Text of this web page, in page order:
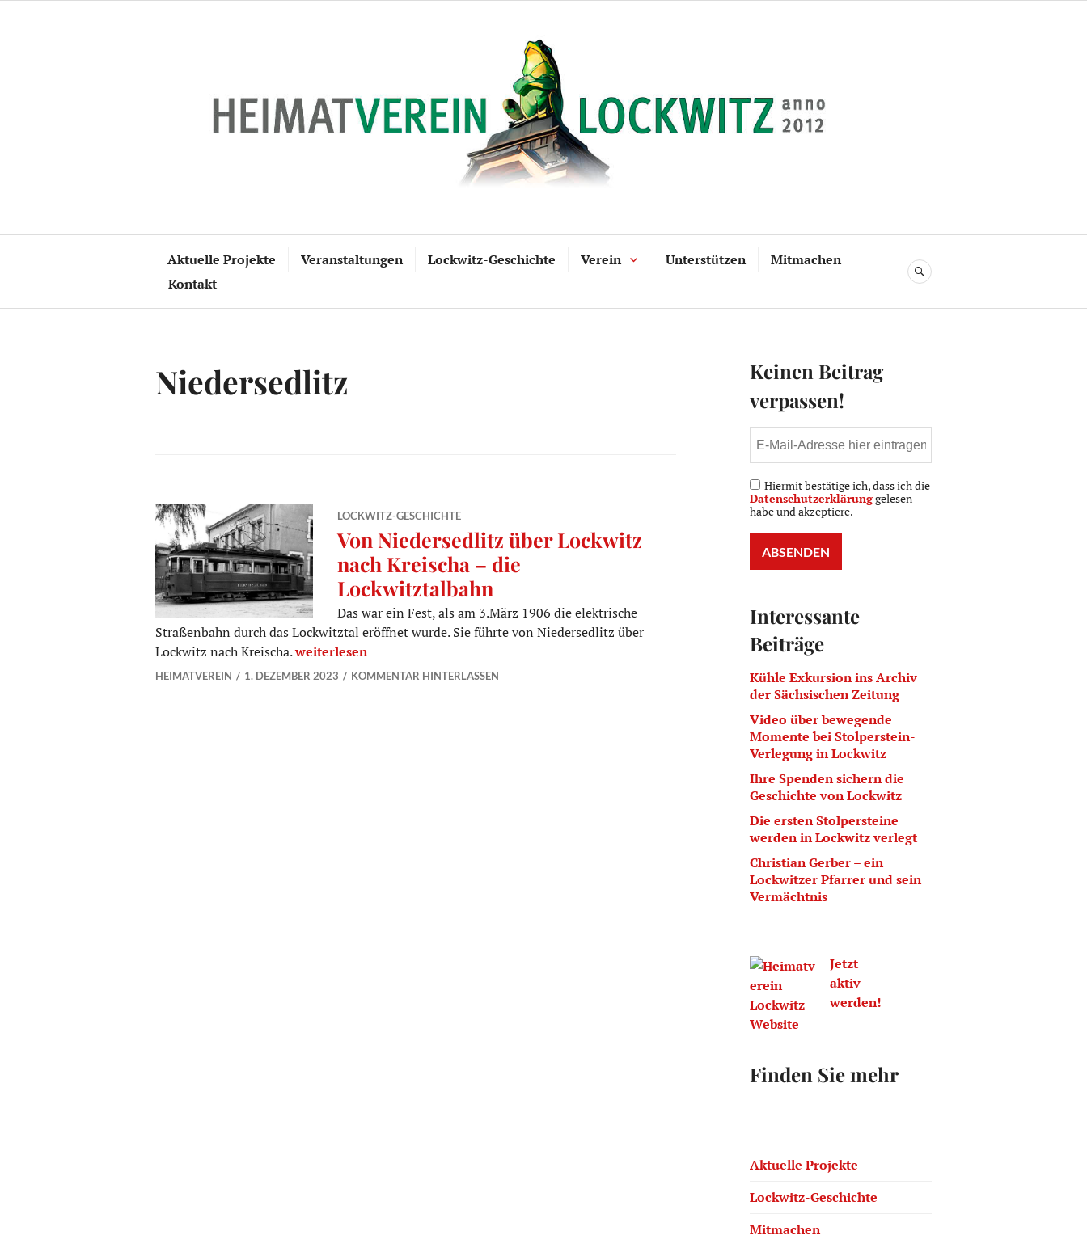
Aktuelle Projekte Veranstaltungen Lockwitz-Geschichte Verein Unterstützen
Mitmachen
Kontakt
SUCHE
Niedersedlitz
LOCKWITZ-GESCHICHTE
Von Niedersedlitz über Lockwitz
nach Kreischa – die
Lockwitztalbahn
Das war ein Fest, als am 3.März 1906 die elektrische
Straßenbahn durch das Lockwitztal eröffnet wurde. Sie führte von Niedersedlitz über
Lockwitz nach Kreischa.Von Niedersedlitz über Lockwitz nach Kreischa – die Lockwitztalbahn
weiterlesen
HEIMATVEREIN 1. DEZEMBER 2023 KOMMENTAR HINTERLASSEN
Keinen Beitrag
verpassen!
Hiermit bestätige ich, dass ich die
Datenschutzerklärunggelesen
habe und akzeptiere.
Interessante
Beiträge
Kühle Exkursion ins Archiv
der Sächsischen Zeitung
Video über bewegende
Momente bei Stolperstein-
Verlegung in Lockwitz
Ihre Spenden sichern die
Geschichte von Lockwitz
Die ersten Stolpersteine
werden in Lockwitz verlegt
Christian Gerber – ein
Lockwitzer Pfarrer und sein
Vermächtnis
Jetzt
aktiv
werden!
Finden Sie mehr
Aktuelle Projekte
Lockwitz-Geschichte
Mitmachen